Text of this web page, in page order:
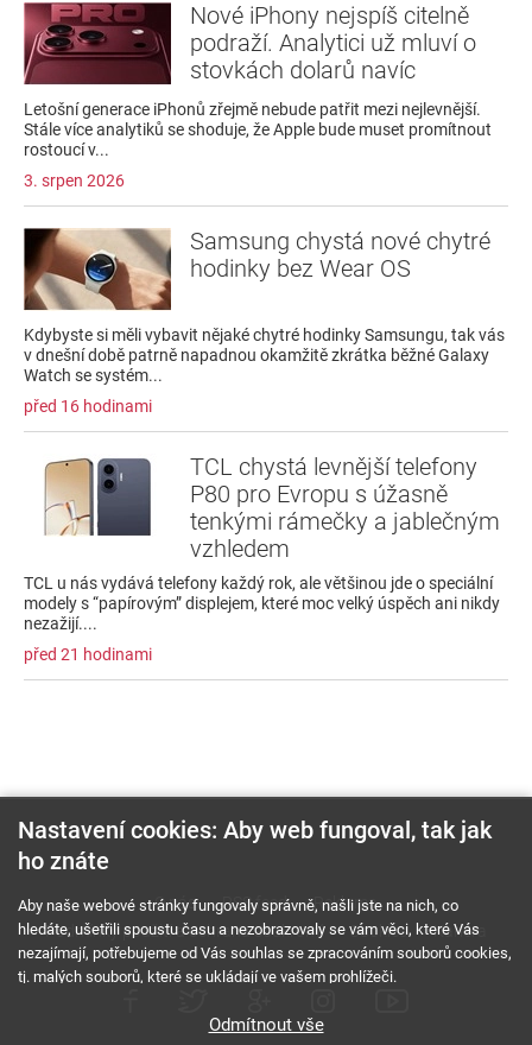
Nové iPhony nejspíš citelně
podraží. Analytici už mluví o
stovkách dolarů navíc
Letošní generace iPhonů zřejmě nebude patřit mezi nejlevnější.
Stále více analytiků se shoduje, že Apple bude muset promítnout
rostoucí v...
3. srpen 2026
Samsung chystá nové chytré
hodinky bez Wear OS
Kdybyste si měli vybavit nějaké chytré hodinky Samsungu, tak vás
v dnešní době patrně napadnou okamžitě zkrátka běžné Galaxy
Watch se systém...
před 16 hodinami
TCL chystá levnější telefony
P80 pro Evropu s úžasně
tenkými rámečky a jablečným
vzhledem
TCL u nás vydává telefony každý rok, ale většinou jde o speciální
modely s “papírovým” displejem, které moc velký úspěch ani nikdy
nezažijí....
před 21 hodinami
O nás RSS feed
Reklama
Podmínky použití a ochrana soukromí
Cookies Kariéra
Nastavení cookies: Aby web fungoval, tak jak
ho znáte
Aby naše webové stránky fungovaly správně, našli jste na nich, co
hledáte, ušetřili spoustu času a nezobrazovaly se vám věci, které Vás
nezajímají, potřebujeme od Vás souhlas se zpracováním souborů cookies,
tj. malých souborů, které se ukládají ve vašem prohlížeči.
Odmítnout vše